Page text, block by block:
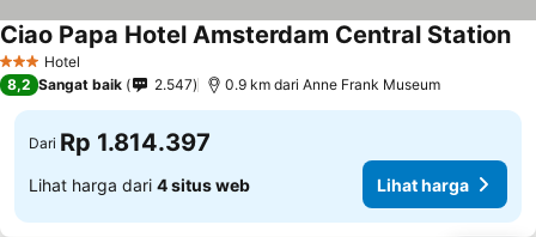
3 BintangHotel
Ciao Papa Hotel Amsterdam Central Station
8,2 Sangat baik 2.547 0.9 km dari Anne Frank Museum
Dari Rp 1.814.397
Lihat harga dari 4 situs web Lihat harga